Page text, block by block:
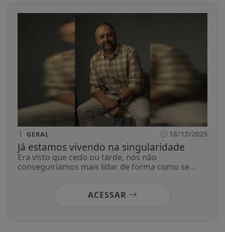
GERAL 18/12/2025
Já estamos vivendo na singularidade
Era visto que cedo ou tarde, nós não
conseguiríamos mais lidar de forma como se...
ACESSAR